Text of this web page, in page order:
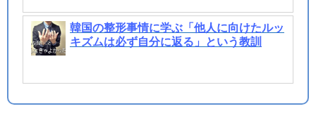
韓国の整形事情に学ぶ「他人に向けたルッ
キズムは必ず自分に返る」という教訓